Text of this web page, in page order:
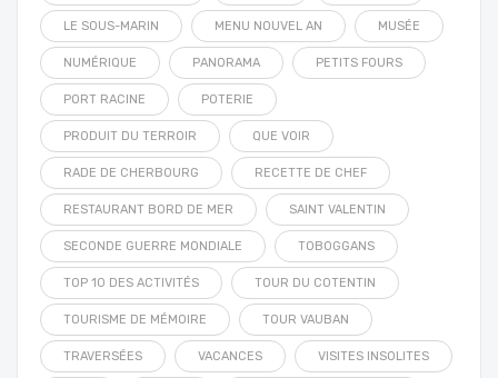
LE SOUS-MARIN MENU NOUVEL AN MUSÉE
NUMÉRIQUE PANORAMA PETITS FOURS
PORT RACINE POTERIE
PRODUIT DU TERROIR QUE VOIR
RADE DE CHERBOURG RECETTE DE CHEF
RESTAURANT BORD DE MER SAINT VALENTIN
SECONDE GUERRE MONDIALE TOBOGGANS
TOP 10 DES ACTIVITÉS TOUR DU COTENTIN
TOURISME DE MÉMOIRE TOUR VAUBAN
TRAVERSÉES VACANCES VISITES INSOLITES